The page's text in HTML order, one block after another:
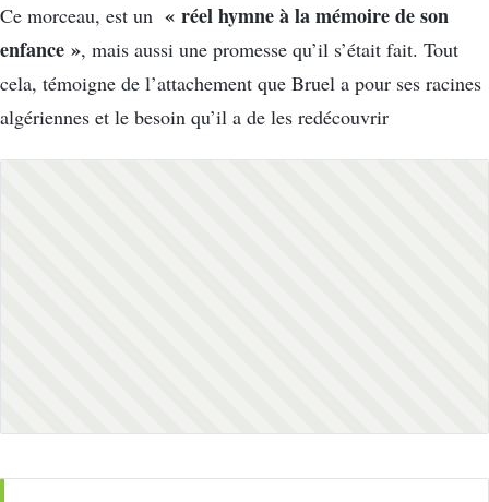
Ce morceau, est un « réel hymne à la mémoire de son
enfance », mais aussi une promesse qu’il s’était fait. Tout
cela, témoigne de l’attachement que Bruel a pour ses racines
algériennes et le besoin qu’il a de les redécouvrir